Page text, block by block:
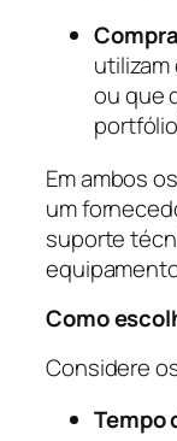
Compra
ou que
Em ambos
um
suporte
Como
Considere
Tempo